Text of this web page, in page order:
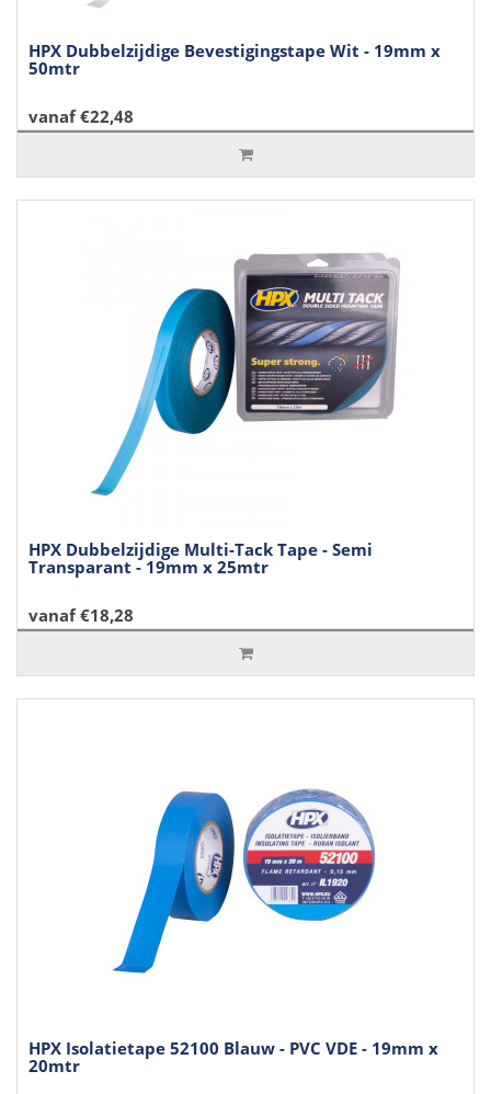
HPX Dubbelzijdige Bevestigingstape Wit - 19mm x
50mtr
vanaf €22,48
HPX Dubbelzijdige Multi-Tack Tape - Semi
Transparant - 19mm x 25mtr
vanaf €18,28
HPX Isolatietape 52100 Blauw - PVC VDE - 19mm x
20mtr